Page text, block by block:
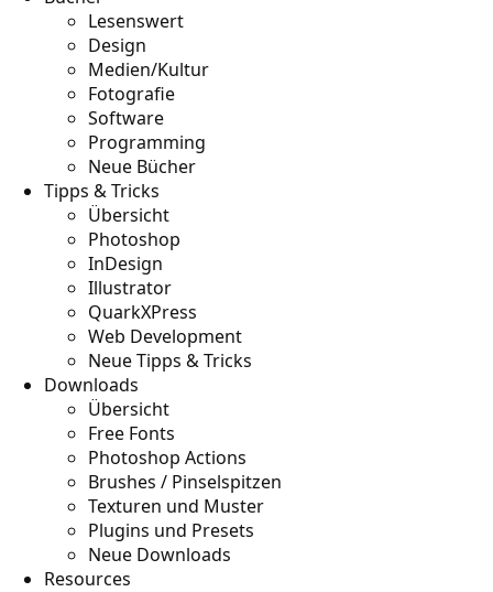
Lesenswert
Design
Medien/Kultur
Fotografie
Software
Programming
Neue Bücher
Tipps & Tricks
Übersicht
Photoshop
InDesign
Illustrator
QuarkXPress
Web Development
Neue Tipps & Tricks
Downloads
Übersicht
Free Fonts
Photoshop Actions
Brushes / Pinselspitzen
Texturen und Muster
Plugins und Presets
Neue Downloads
Resources